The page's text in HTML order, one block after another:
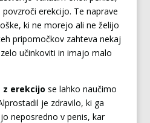
erekcijo. Te naprave
ki ne morejo ali ne želijo
pripomočkov zahteva nekaj
učinkoviti in imajo malo
z erekcijo se lahko naučimo
je zdravilo, ki ga
neposredno v penis, kar